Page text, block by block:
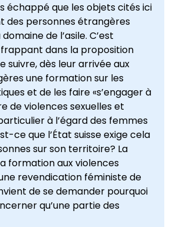
échappé que les objets cités ici
des personnes étrangères
de l’asile. C’est
dans la proposition
suivre, dès leur arrivée aux
une formation sur les
et de les faire «s’engager à
de violences sexuelles et
à l’égard des femmes
ce que l’État suisse exige cela
sur son territoire? La
formation aux violences
revendication féministe de
de se demander pourquoi
qu’une partie des